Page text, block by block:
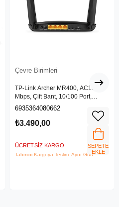
Çevre Birimleri
TP-Link Archer MR400, AC1200
Mbps, Çift Bant, 10/100 Port,
4G/3G SIM Yuvası, Kablosuz 4G
6935364080662
₺3.490,00
ÜCRETSIZ KARGO
Tahmini Kargoya Teslim: Aynı Gün
SEPETE
EKLE